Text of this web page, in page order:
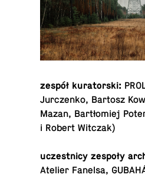
zespół kuratorski:
Ju­r­czenko, Bartosz
Mazan, Bartłomiej
i Robert Witczak)
uczest­nicy zespoły
Atelier Fanelsa,